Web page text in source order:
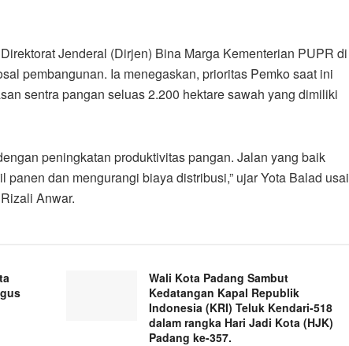
Jenderal (Dirjen) Bina Marga Kementerian PUPR di
pembangunan. Ia menegaskan, prioritas Pemko saat ini
sentra pangan seluas 2.200 hektare sawah yang dimiliki
peningkatan produktivitas pangan. Jalan yang baik
dan mengurangi biaya distribusi,” ujar Yota Balad usai
Anwar.
Wali Kota Padang Sambut
Kedatangan Kapal Republik
Indonesia (KRI) Teluk Kendari-518
dalam rangka Hari Jadi Kota (HJK)
Padang ke-357.